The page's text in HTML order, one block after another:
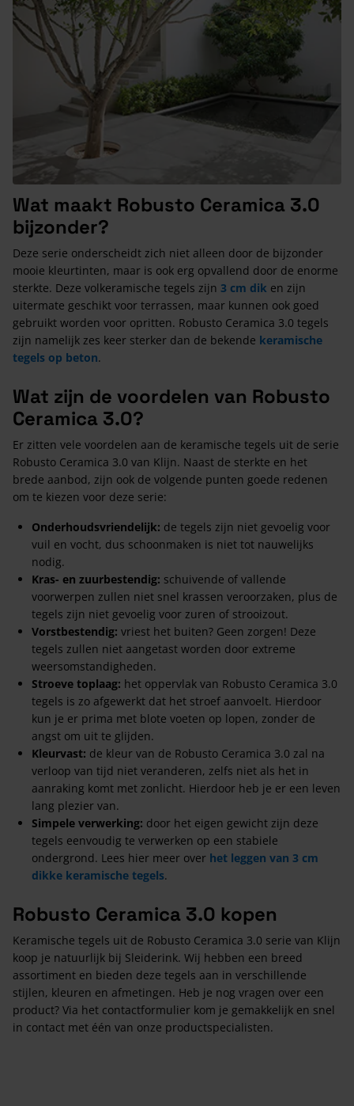
Wat maakt Robusto Ceramica 3.0
bijzonder?
Deze serie onderscheidt zich niet alleen door de bijzonder
mooie kleurtinten, maar is ook erg opvallend door de enorme
sterkte. Deze volkeramische tegels zijn 3 cm dik en zijn
uitermate geschikt voor terrassen, maar kunnen ook goed
gebruikt worden voor opritten. Robusto Ceramica 3.0 tegels
zijn namelijk zes keer sterker dan de bekende keramische
tegels op beton.
Wat zijn de voordelen van Robusto
Ceramica 3.0?
Er zitten vele voordelen aan de keramische tegels uit de serie
Robusto Ceramica 3.0 van Klijn. Naast de sterkte en het
brede aanbod, zijn ook de volgende punten goede redenen
om te kiezen voor deze serie:
Onderhoudsvriendelijk: de tegels zijn niet gevoelig voor
vuil en vocht, dus schoonmaken is niet tot nauwelijks
nodig.
Kras- en zuurbestendig: schuivende of vallende
voorwerpen zullen niet snel krassen veroorzaken, plus de
tegels zijn niet gevoelig voor zuren of strooizout.
Vorstbestendig: vriest het buiten? Geen zorgen! Deze
tegels zullen niet aangetast worden door extreme
weersomstandigheden.
Stroeve toplaag: het oppervlak van Robusto Ceramica 3.0
tegels is zo afgewerkt dat het stroef aanvoelt. Hierdoor
kun je er prima met blote voeten op lopen, zonder de
angst om uit te glijden.
Kleurvast: de kleur van de Robusto Ceramica 3.0 zal na
verloop van tijd niet veranderen, zelfs niet als het in
aanraking komt met zonlicht. Hierdoor heb je er een leven
lang plezier van.
Simpele verwerking: door het eigen gewicht zijn deze
tegels eenvoudig te verwerken op een stabiele
ondergrond. Lees hier meer over het leggen van 3 cm
dikke keramische tegels.
Robusto Ceramica 3.0 kopen
Keramische tegels uit de Robusto Ceramica 3.0 serie van Klijn
koop je natuurlijk bij Sleiderink. Wij hebben een breed
assortiment en bieden deze tegels aan in verschillende
stijlen, kleuren en afmetingen. Heb je nog vragen over een
product? Via het contactformulier kom je gemakkelijk en snel
in contact met één van onze productspecialisten.